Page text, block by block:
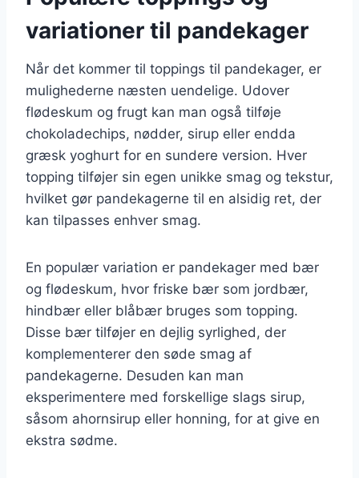
variationer til pandekager
Når det kommer til toppings til pandekager, er
mulighederne næsten uendelige. Udover
flødeskum og frugt kan man også tilføje
chokoladechips, nødder, sirup eller endda
græsk yoghurt for en sundere version. Hver
topping tilføjer sin egen unikke smag og tekstur,
hvilket gør pandekagerne til en alsidig ret, der
kan tilpasses enhver smag.
En populær variation er pandekager med bær
og flødeskum, hvor friske bær som jordbær,
hindbær eller blåbær bruges som topping.
Disse bær tilføjer en dejlig syrlighed, der
komplementerer den søde smag af
pandekagerne. Desuden kan man
eksperimentere med forskellige slags sirup,
såsom ahornsirup eller honning, for at give en
ekstra sødme.